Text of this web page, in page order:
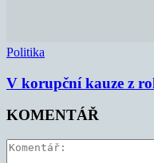
Politika
V korupční kauze z
KOMENTÁŘ